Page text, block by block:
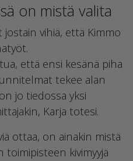
on mistä valita
vihiä, että Kimmo
että ensi kesänä piha
tekee alan
jo tiedossa yksi
Karja totesi.
ottaa, on ainakin mistä
toimipisteen kivimyyjä